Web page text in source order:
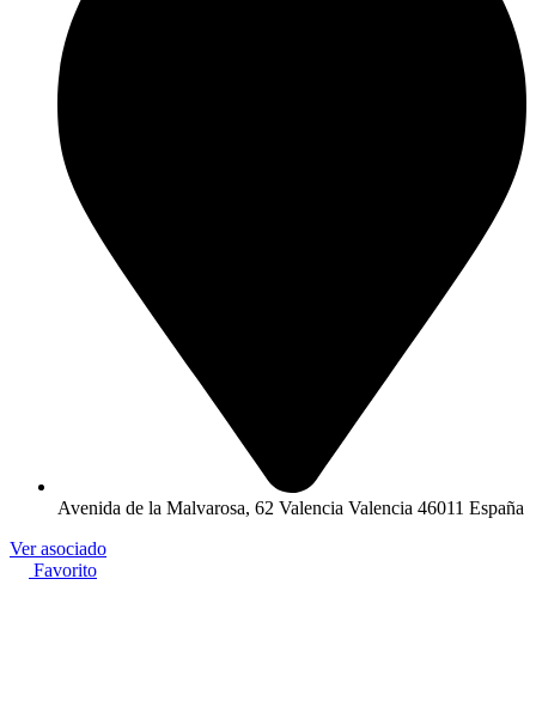
Avenida de la Malvarosa, 62 Valencia Valencia 46011 España
Ver asociado
Favorito